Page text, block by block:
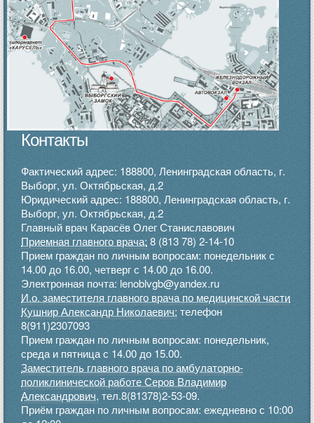
Контакты
Фактический адрес: 188800, Ленинградская область, г.
Выборг, ул. Октябрьская, д.2
Юридический адрес: 188800, Ленинградская область, г.
Выборг, ул. Октябрьская, д.2
Главный врач Карасёв Олег Станиславович
Приемная главного врача: 8 (813 78) 2-14-10
Прием граждан по личным вопросам: понедельник с
14.00 до 16.00, четверг с 14.00 до 16.00.
Электронная почта: lenoblvgb@yandex.ru
И.о. заместителя главного врача по медицинской части
Кушнир Александр Николаевич: телефон
8(911)2307093
Прием граждан по личным вопросам: понедельник,
среда и пятница с 14.00 до 15.00.
Заместитель главного врача по амбулаторно-
поликлинической работе Серов Владимир
Александрович, тел.8(81378)2-53-09.
Приём граждан по личным вопросам: ежедневно с 10:00